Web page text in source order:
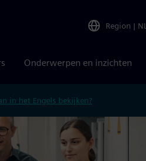
Region | NL
Onderwerpen en inzichten
in het Engels bekijken?